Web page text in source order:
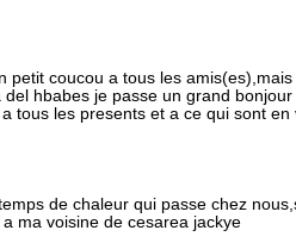
coucou a tous les
hbabes je passe un grand
tous les presents et a ce qui sont en
de chaleur qui passe chez
ma voisine de cesarea jackye